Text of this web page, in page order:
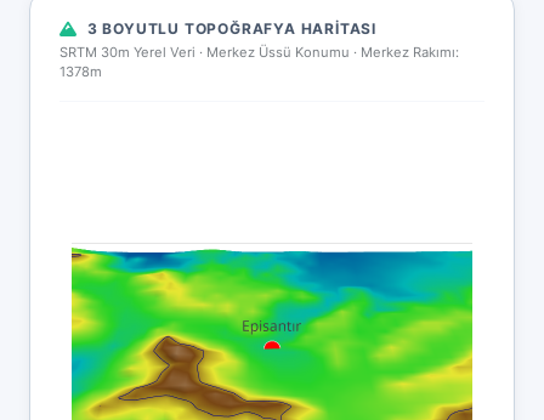
3 BOYUTLU TOPOĞRAFYA HARITASI
SRTM 30m Yerel Veri · Merkez Üssü Konumu · Merkez Rakımı:
1378m